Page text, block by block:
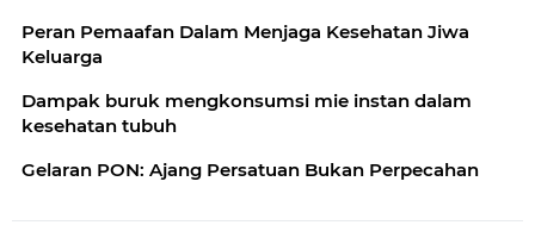
Peran Pemaafan Dalam Menjaga Kesehatan Jiwa
Keluarga
Dampak buruk mengkonsumsi mie instan dalam
kesehatan tubuh
Gelaran PON: Ajang Persatuan Bukan Perpecahan